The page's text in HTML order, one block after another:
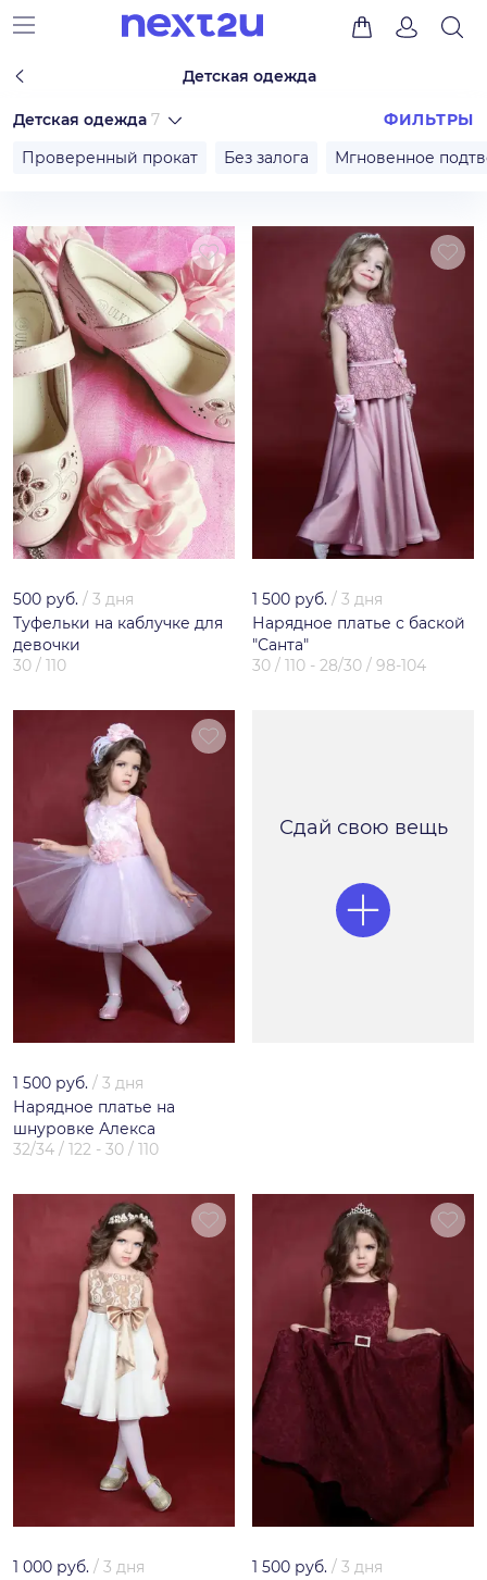
Детская одежда
Детская одежда 7
ФИЛЬТРЫ
Проверенный прокат
Без залога Мгновенное
500 руб. / 3 дня
Туфельки на каблучке для
девочки
30 / 110
1 500 руб. / 3 дня
Нарядное платье с баской
"Санта"
30 / 110 - 28/30 / 98-104
1 500 руб. / 3 дня
Нарядное платье на
шнуровке Алекса
32/34 / 122 - 30 / 110
Сдай свою вещь
1 000 руб. / 3 дня
1 500 руб. / 3 дня